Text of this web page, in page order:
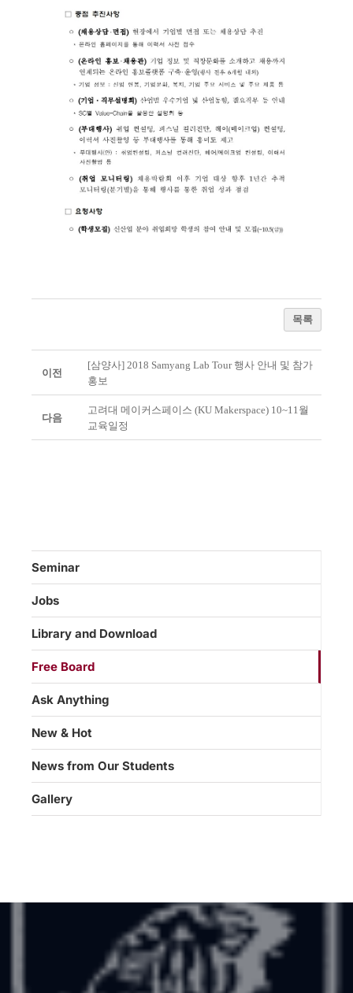
목록
이전
[삼양사] 2018 Samyang Lab Tour 행사 안내 및 참가
홍보
다음
고려대 메이커스페이스 (KU Makerspace) 10~11월
교육일정
Seminar
Jobs
Library and Download
Free Board
Ask Anything
New & Hot
News from Our Students
Gallery